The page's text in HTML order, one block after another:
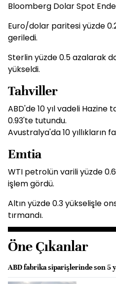
Bloomberg Dolar Spot
Euro/dolar paritesi yüzde
geriledi.
Sterlin yüzde 0.5 azalarak
yükseldi.
Tahviller
ABD'de 10 yıl vadeli Hazine
0.93'te tutundu.
Avustralya'da 10 yıllıkların
Emtia
WTI petrolün varili yüzde
işlem gördü.
Altın yüzde 0.3 yükselişle
tırmandı.
Öne Çıkanlar
ABD fabrika siparişlerinde son 5